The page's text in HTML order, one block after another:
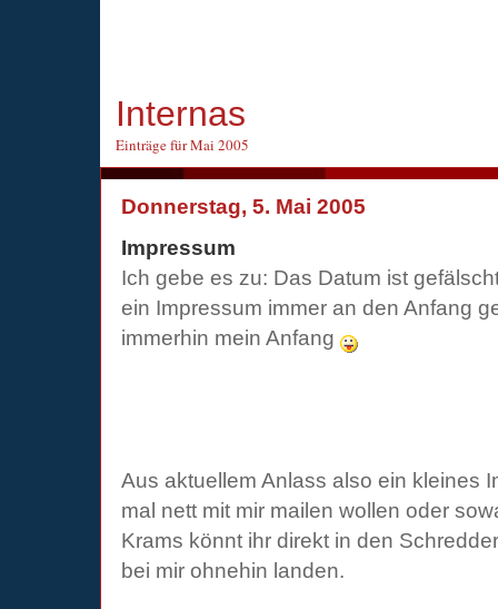
Internas
Einträge für Mai 2005
Donnerstag, 5. Mai 2005
Impressum
Ich gebe es zu: Das Datum ist
ein Impressum immer an den Anfang
immerhin mein Anfang
Aus aktuellem Anlass also ein kleines
mal nett mit mir mailen wollen oder
Krams könnt ihr direkt in den
bei mir ohnehin landen.